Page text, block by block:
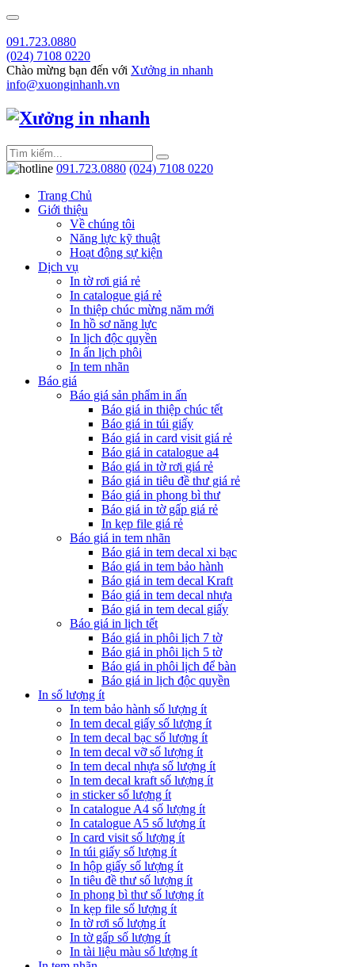
091.723.0880
(024) 7108 0220
Chào mừng bạn đến với Xưởng in nhanh
info@xuonginhanh.vn
091.723.0880 (024) 7108 0220
Trang Chủ
Giới thiệu
Về chúng tôi
Năng lực kỹ thuật
Hoạt động sự kiện
Dịch vụ
In tờ rơi giá rẻ
In catalogue giá rẻ
In thiệp chúc mừng năm mới
In hồ sơ năng lực
In lịch độc quyền
In ấn lịch phôi
In tem nhãn
Báo giá
Báo giá sản phẩm in ấn
Báo giá in thiệp chúc tết
Báo giá in túi giấy
Báo giá in card visit giá rẻ
Báo giá in catalogue a4
Báo giá in tờ rơi giá rẻ
Báo giá in tiêu đề thư giá rẻ
Báo giá in phong bì thư
Báo giá in tờ gấp giá rẻ
In kẹp file giá rẻ
Báo giá in tem nhãn
Báo giá in tem decal xi bạc
Báo giá in tem bảo hành
Báo giá in tem decal Kraft
Báo giá in tem decal nhựa
Báo giá in tem decal giấy
Báo giá in lịch tết
Báo giá in phôi lịch 7 tờ
Báo giá in phôi lịch 5 tờ
Báo giá in phôi lịch để bàn
Báo giá in lịch độc quyền
In số lượng ít
In tem bảo hành số lượng ít
In tem decal giấy số lượng ít
In tem decal bạc số lượng ít
In tem decal vỡ số lượng ít
In tem decal nhựa số lượng ít
In tem decal kraft số lượng ít
in sticker số lượng ít
In catalogue A4 số lượng ít
In catalogue A5 số lượng ít
In card visit số lượng ít
In túi giấy số lượng ít
In hộp giấy số lượng ít
In tiêu đề thư số lượng ít
In phong bì thư số lượng ít
In kẹp file số lượng ít
In tờ rơi số lượng ít
In tờ gấp số lượng ít
In tài liệu màu số lượng ít